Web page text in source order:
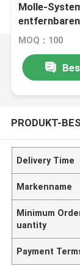
Molle-
MOQ：100
PRODUKT-
Delivery Time
Markenname
Minimum
uantity
Payment